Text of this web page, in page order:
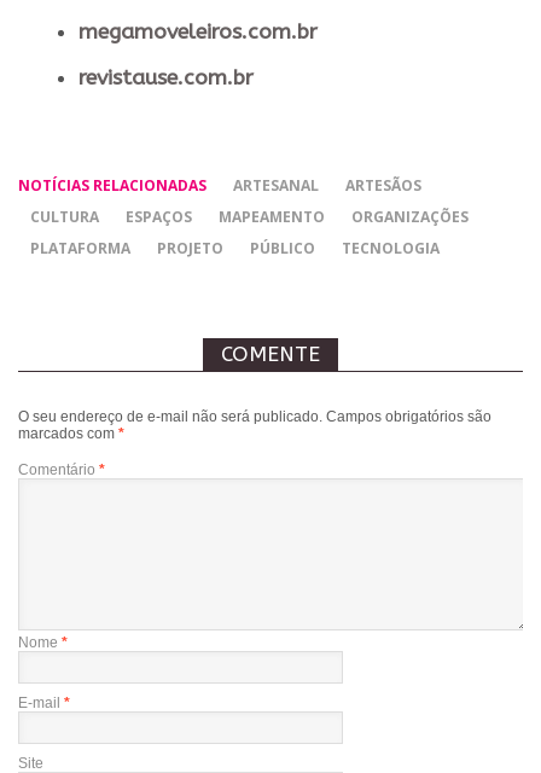
megamoveleiros.com.br
revistause.com.br
NOTÍCIAS RELACIONADAS ARTESANAL
ARTESÃOS
CULTURA
ESPAÇOS MAPEAMENTO
ORGANIZAÇÕES
PLATAFORMA
PROJETO PÚBLICO TECNOLOGIA
COMENTE
O seu endereço de e-mail não será publicado. Campos obrigatórios são
marcados com *
Comentário *
Nome *
E-mail *
Site